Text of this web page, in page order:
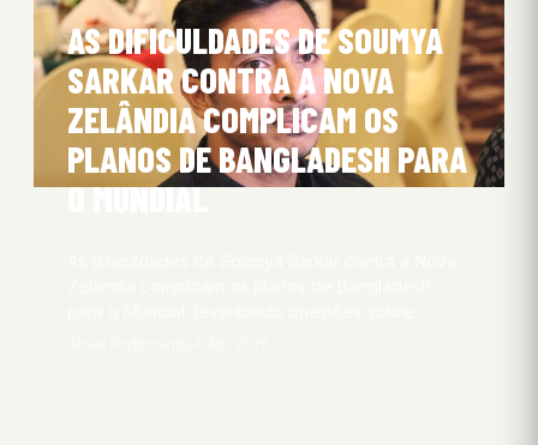
AS DIFICULDADES DE SOUMYA
SARKAR CONTRA A NOVA
ZELÂNDIA COMPLICAM OS
PLANOS DE BANGLADESH PARA
O MUNDIAL